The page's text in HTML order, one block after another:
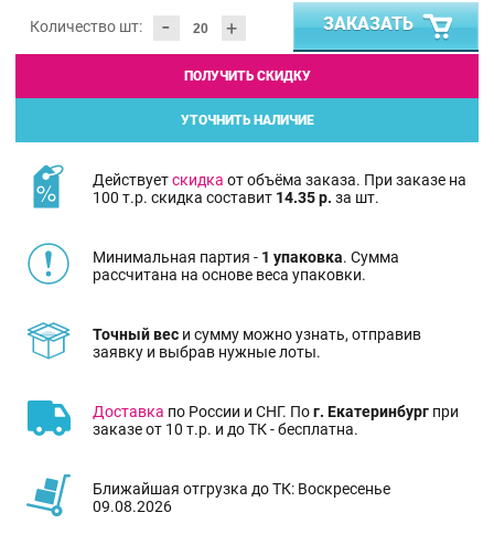
Количество шт: - + ЗАКАЗАТЬ
ПОЛУЧИТЬ СКИДКУ
УТОЧНИТЬ НАЛИЧИЕ
Действуетскидка от объёма заказа. При заказе на
100 т.р. скидка составит 14.35 р. за шт.
Минимальная партия - 1 упаковка. Сумма
рассчитана на основе веса упаковки.
Точный вес и сумму можно узнать, отправив
заявку и выбрав нужные лоты.
Доставка по России и СНГ. Пог. Екатеринбург при
заказе от 10 т.р. и до ТК - бесплатна.
Ближайшая отгрузка до ТК: Воскресенье
09.08.2026